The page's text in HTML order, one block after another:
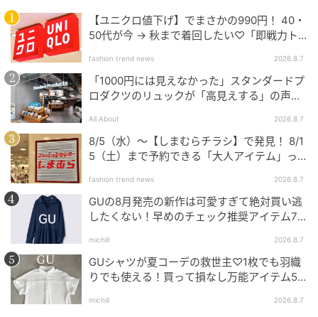
【ユニクロ値下げ】でまさかの990円！ 40・
50代が今 → 秋まで着回したい♡「即戦力ト
fashion trend news 2026.8.7
「1000円には見えなかった」スタンダードプ
ロダクツのリュックが「高見えする」の声。
All About 2026.8.7
8/5（水）〜【しまむらチラシ】で発見！ 8/1
5（土）まで予約できる「大人アイテム」っ
fashion trend news 2026.8.7
GUの8月発売の新作は可愛すぎて絶対買い逃
したくない！早めのチェック推奨アイテム7
michill 2026.8.7
GUシャツが夏コーデの救世主♡1枚でも羽織
りでも使える！買って損なし万能アイテム5
michill 2026.8.7